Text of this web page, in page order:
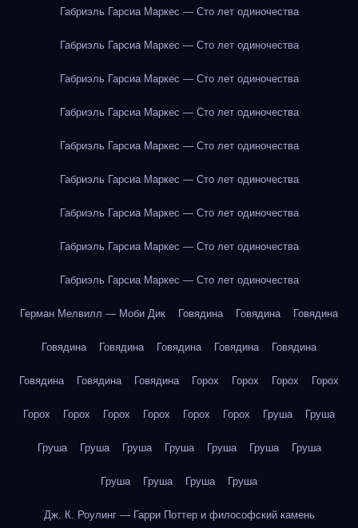
Габриэль Гарсиа Маркес — Сто лет одиночества
Габриэль Гарсиа Маркес — Сто лет одиночества
Габриэль Гарсиа Маркес — Сто лет одиночества
Габриэль Гарсиа Маркес — Сто лет одиночества
Габриэль Гарсиа Маркес — Сто лет одиночества
Габриэль Гарсиа Маркес — Сто лет одиночества
Габриэль Гарсиа Маркес — Сто лет одиночества
Габриэль Гарсиа Маркес — Сто лет одиночества
Габриэль Гарсиа Маркес — Сто лет одиночества
Герман Мелвилл — Моби Дик Говядина Говядина Говядина
Говядина Говядина Говядина Говядина Говядина
Говядина Говядина Говядина Горох Горох Горох Горох
Горох Горох Горох Горох Горох Горох Груша Груша
Груша Груша Груша Груша Груша Груша Груша
Груша Груша Груша Груша
Дж. К. Роулинг — Гарри Поттер и философский камень